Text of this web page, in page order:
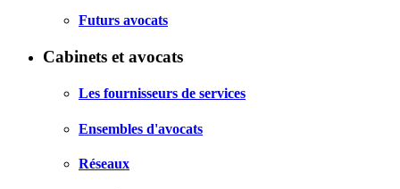
Futurs avocats
Cabinets et avocats
Les fournisseurs de services
Ensembles d'avocats
Réseaux